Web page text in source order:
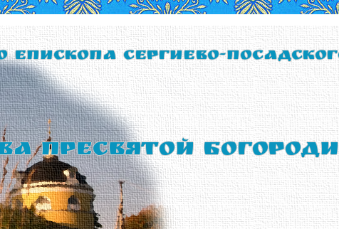
Епископа Сергиево-
Пресвятой